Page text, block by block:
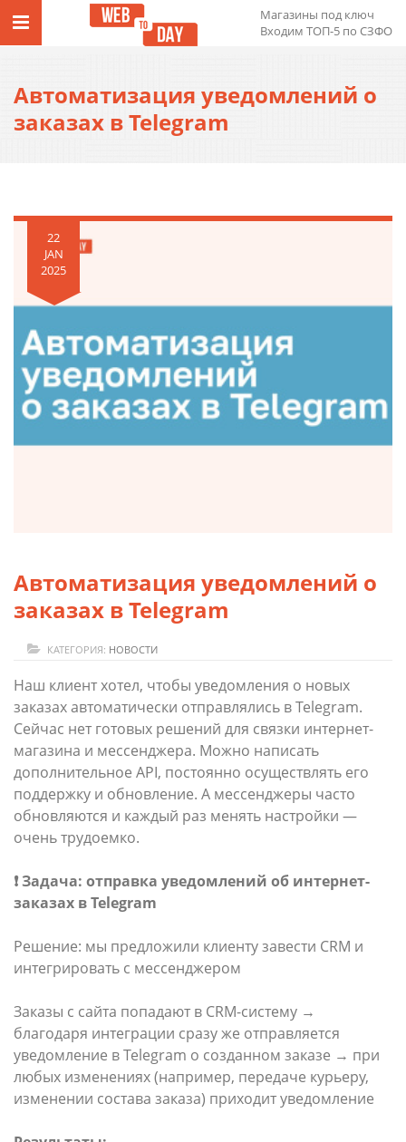
Магазины под ключ
Входим ТОП-5 по СЗФО
Автоматизация уведомлений о
заказах в Telegram
22
JAN
2025
Автоматизация уведомлений о
заказах в Telegram
КАТЕГОРИЯ: НОВОСТИ
Наш клиент хотел, чтобы уведомления о новых
заказах автоматически отправлялись в Telegram.
Сейчас нет готовых решений для связки интернет-
магазина и мессенджера. Можно написать
дополнительное API, постоянно осуществлять его
поддержку и обновление. А мессенджеры часто
обновляются и каждый раз менять настройки —
очень трудоемко.
❗️ Задача: отправка уведомлений об интернет-
заказах в Telegram
Решение: мы предложили клиенту завести CRM и
интегрировать с мессенджером
Заказы с сайта попадают в CRM-систему →
благодаря интеграции сразу же отправляется
уведомление в Telegram о созданном заказе → при
любых изменениях (например, передаче курьеру,
изменении состава заказа) приходит уведомление